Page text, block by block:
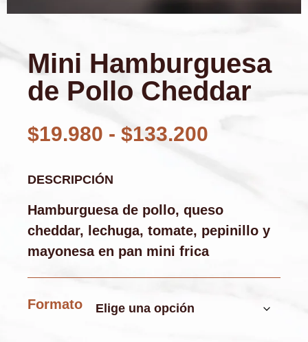
Mini Hamburguesa
de Pollo Cheddar
$19.980 - $133.200
DESCRIPCIÓN
Hamburguesa de pollo, queso
cheddar, lechuga, tomate, pepinillo y
mayonesa en pan mini frica
Formato